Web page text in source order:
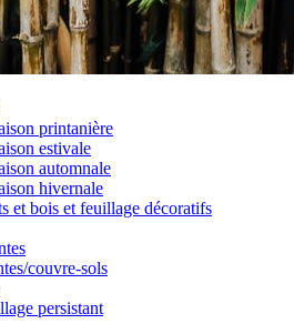
printanière
estivale
automnale
hivernale
et bois et feuillage décoratifs
couvre-sols
persistant